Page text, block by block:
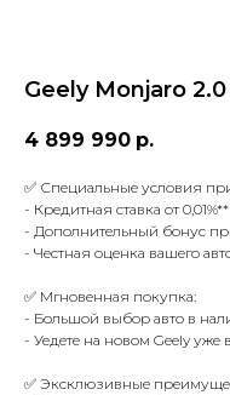
Geely Monjaro
4 899 990 р.
✅ Специальные условия
- Кредитная ставка от
- Дополнительный бонус
- Честная оценка вашего
✅ Мгновенная покупка:
- Большой выбор авто в
- Уедете на новом Geely уже
✅ Эксклюзивные